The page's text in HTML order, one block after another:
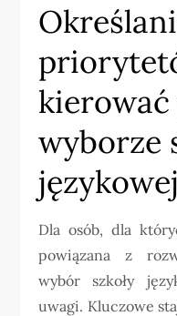
wyborze
Dla osób, dla
powiązana z
wybór szkoły
uwagi. Kluczowe